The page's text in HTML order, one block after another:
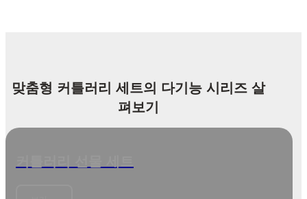
맞춤형 커틀러리 세트의 다기능 시리즈 살
펴보기